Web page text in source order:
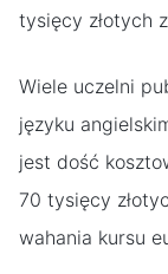
tysięcy złotych
Wiele uczelni
języku
jest dość
70 tysięcy
wahania kursu